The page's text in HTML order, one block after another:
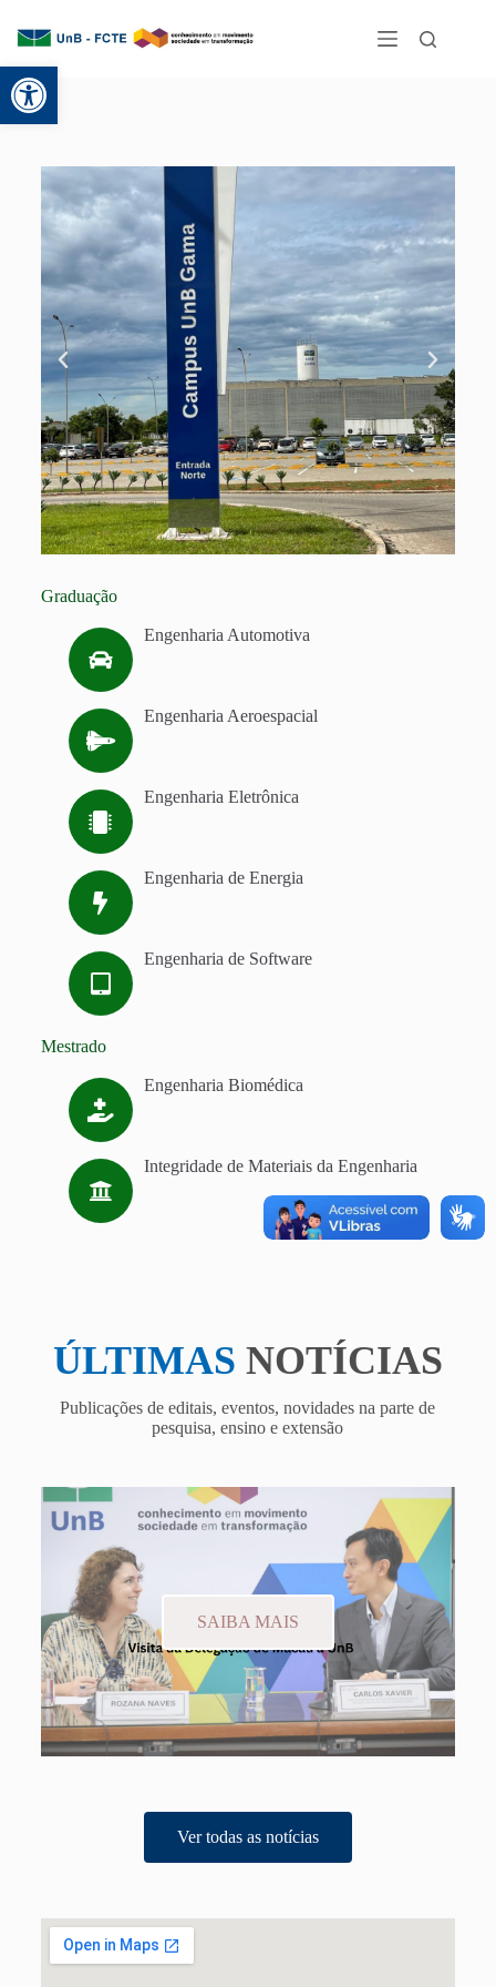
Abrir a barra de ferramentas
Graduação
Engenharia Automotiva
Engenharia Aeroespacial
Engenharia Eletrônica
Engenharia de Energia
Engenharia de Software
Mestrado
Engenharia Biomédica
Integridade de Materiais da Engenharia
ÚLTIMAS NOTÍCIAS
Publicações de editais, eventos, novidades na parte de
pesquisa, ensino e extensão
SAIBA MAIS
Ver todas as notícias